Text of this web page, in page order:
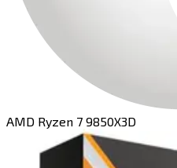
AMD Ryzen 7 9850X3D​​​​‌ ‍ ​‍​‍‌‍ ‌ ​‍‌‍‍‌‌‍‌ ‌‍‍‌‌‍ ‍​‍​‍​ ‍‍​‍​‍‌ ​ ‌‍​‌‌‍ ‍‌‍‍‌‌ ‌​‌ ‍‌​‍ ‍‌‍‍‌‌‍ ​‍​‍​‍ ​​‍​‍‌‍‍​‌ ​‍‌‍‌‌‌‍‌‍​‍​‍​ ‍‍​‍​‍​‍ ‌‍​‌‌‍‌​‌‍ ‌‌‍‍‌‌‍ ‍​‍ ‌‍‍‌‌‍ ‍‌ ‌​‌‍‌‌‌‍ ‍‌ ‌​​‍ ‌‍‌‌‌‍‌​‌‍‍‌‌ ‌​​‍ ‌‍ ‌‌‍ ‌‍‌​‌‍‌‌​ ‌‌ ​​‌ ​‍‌‍‌‌‌ ​ ‌‍‌‌‌‍ ‍‌ ‌​‌‍​‌‌ ‌​‌‍‍‌‌‍ ‌‍ ‍​ ‍ ‌‍‍‌‌‍‌​​ ‌​ ​‌​ ‌‍​ ‍‌​ ‌​​ ​ ‌‍‌‌​ ‌ ​ ‌‌​‍ ‌‌‍​ ‌‍‌‌​ ​‍‌‍‌‍​‍ ‌​ ‌​​ ‌ ​ ​‍​ ​​​‍ ‌‌‍​‌‌‍‌‍​ ​‍‌‍‌‍​‍ ‌​ ​‌​ ‌​​ ‌​‌‍​‍​ ‍​‌‍​ ‌‍‌​‌‍‌​​ ​​​ ​‍​ ​ ‌‍​‍​ ‍ ‌ ‌​‌ ‍‌‌ ​​‌‍‌‌​ ‌‌‍​ ‌ ​​‌ ‌‌​ ‍ ‌ ​​‌‍​‌‌ ‌​‌‍‍​​ ‌‌‍ ‍‌‍​‌‌‍ ‌‌‍‌‌​ ‌‍​‍‌‍​‌‌ ​ ‌‍‌‌‌‌‌‌‌ ​‍‌‍ ​​ ‌​‍‌‌​ ​‍‌​‌‍‌‍​‌‌‍‌​‌‍ ‌‌‍‍‌‌‍ ‍​‍‌‍‌‍‍‌‌‍‌​​ ‌​ ​‌​ ‌‍​ ‍‌​ ‌​​ ​ ‌‍‌‌​ ‌ ​ ‌‌​‍ ‌‌‍​ ‌‍‌‌​ ​‍‌‍‌‍​‍ ‌​ ‌​​ ‌ ​ ​‍​ ​​​‍ ‌‌‍​‌‌‍‌‍​ ​‍‌‍‌‍​‍ ‌​ ​‌​ ‌​​ ‌​‌‍​‍​ ‍​‌‍​ ‌‍‌​‌‍‌​​ ​​​ ​‍​ ​ ‌‍​‍​‍‌‍‌ ‌​‌ ‍‌‌ ​​‌‍‌‌​ ‌‌‍​ ‌ ​​‌ ‌‌​‍‌‍‌ ​​‌‍​‌‌ ‌​‌‍‍​​ ‌‌‍ ‍‌‍​‌‌‍ ‌‌‍‌‌​‍‌‍‌ ​​‌‍‌‌‌ ​‍‌ ​ ‌ ​​‌‍‌‌‌‍​ ‌ ‌​‌‍‍‌‌ ‌‍‌‍‌‌​ ‌‌ ​​‌ ‌‌‌‍​‍‌‍ ​‌‍‍‌‌ ​ ‌‍‍​‌‍‌‌‌‍‌​​‍​‍‌ ‌